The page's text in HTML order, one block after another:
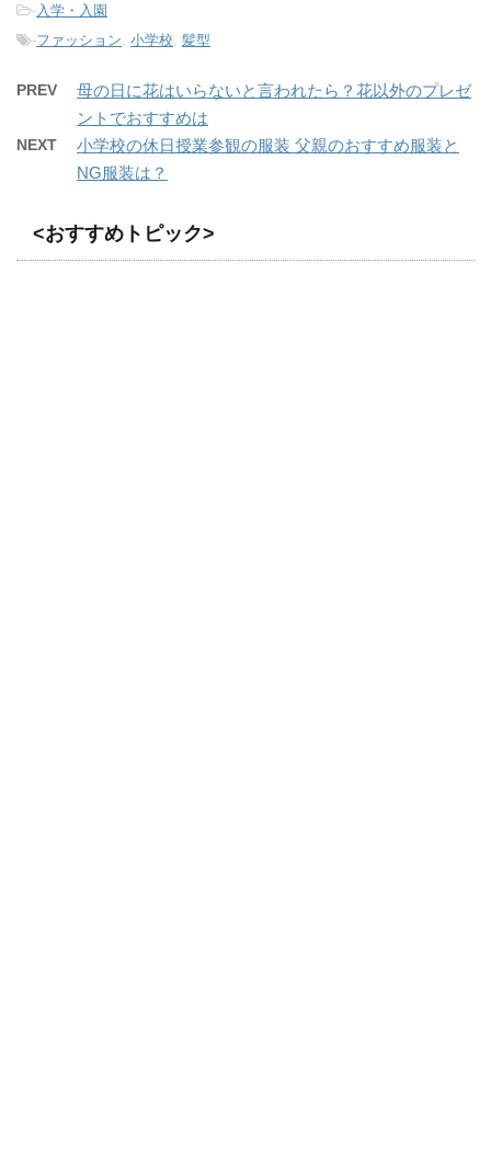
- 入学・入園
-ファッション 小学校 髪型
PREV
母の日に花はいらないと言われたら？花以外のプレゼ
ントでおすすめは
NEXT
小学校の休日授業参観の服装 父親のおすすめ服装と
NG服装は？
<おすすめトピック>